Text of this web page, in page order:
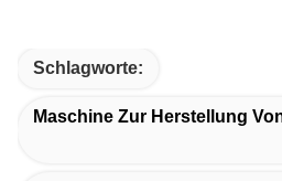
Schlagworte:
Maschine Zur Herstellung